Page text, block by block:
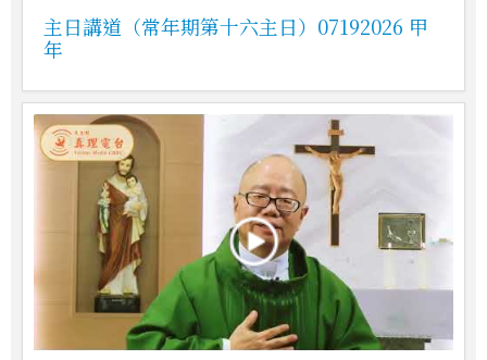
主日講道（常年期第十六主日）07192026 甲
年